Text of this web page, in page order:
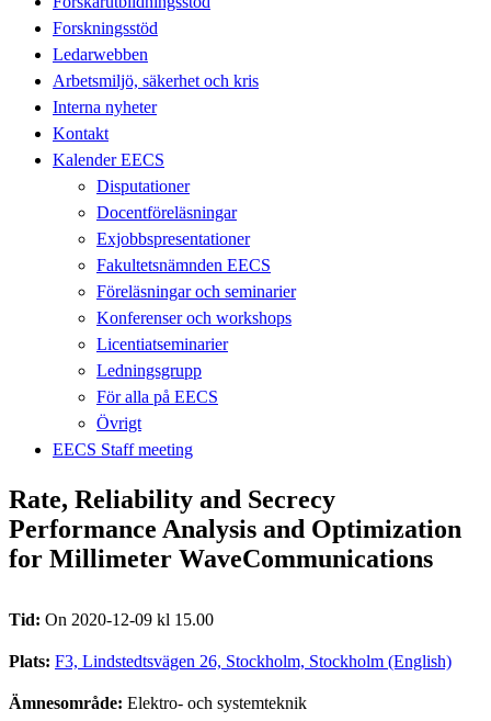
Forskningsstöd
Ledarwebben
Arbetsmiljö, säkerhet och kris
Interna nyheter
Kontakt
Kalender EECS
Disputationer
Docentföreläsningar
Exjobbspresentationer
Fakultetsnämnden EECS
Föreläsningar och seminarier
Konferenser och workshops
Licentiatseminarier
Ledningsgrupp
För alla på EECS
Övrigt
EECS Staff meeting
Rate, Reliability and Secrecy
Performance Analysis and Optimization
for Millimeter WaveCommunications
Tid: On 2020-12-09 kl 15.00
Plats: F3, Lindstedtsvägen 26, Stockholm, Stockholm (English)
Ämnesområde: Elektro- och systemteknik